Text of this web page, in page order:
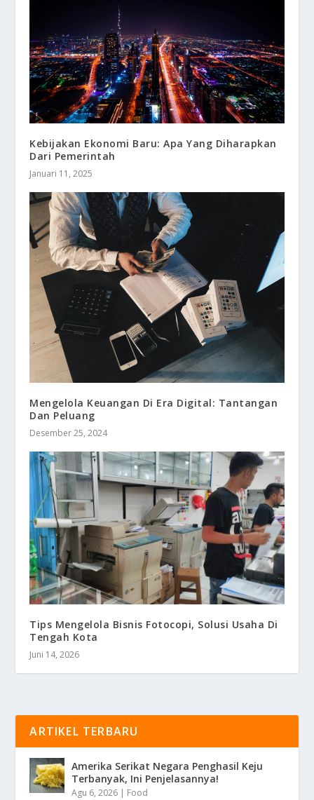
Kebijakan Ekonomi Baru: Apa Yang Diharapkan
Dari Pemerintah
Januari 11, 2025
Mengelola Keuangan Di Era Digital: Tantangan
Dan Peluang
Desember 25, 2024
Tips Mengelola Bisnis Fotocopi, Solusi Usaha Di
Tengah Kota
Juni 14, 2026
ARTIKEL TERBARU
Amerika Serikat Negara Penghasil Keju
Terbanyak, Ini Penjelasannya!
Agu 6, 2026 | Food